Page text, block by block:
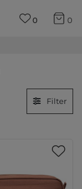
0 0
Filter